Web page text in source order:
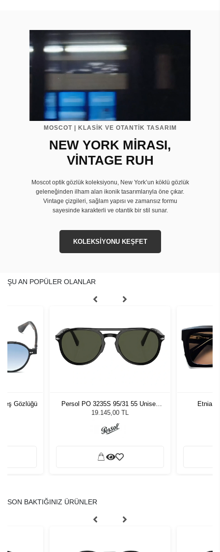
MOSCOT | KLASİK VE OTANTİK TASARIM
NEW YORK MİRASI,
VİNTAGE RUH
Moscot optik gözlük koleksiyonu, New York’un köklü gözlük
geleneğinden ilham alan ikonik tasarımlarıyla öne çıkar.
Vintage çizgileri, sağlam yapısı ve zamansız formu
sayesinde karakterli ve otantik bir stil sunar.
KOLEKSİYONU KEŞFET
ŞU AN POPÜLER OLANLAR
Gözlüğü
Persol PO 3235S 95/31 55 Unisex
Güneş Gözlüğü
19.145,00 TL
Etnia
SON BAKTIĞINIZ ÜRÜNLER